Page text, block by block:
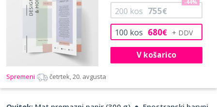
100 kos 680€
200 kos 755€
-44%
V košarico
Spremeni četrtek, 20. avgusta